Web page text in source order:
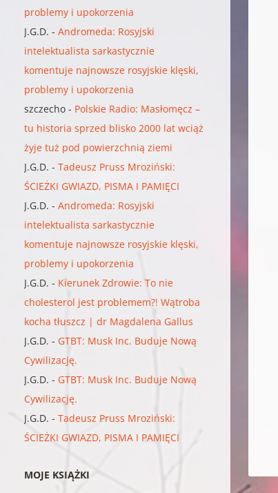
problemy i upokorzenia
J.G.D. -Andromeda: Rosyjski
intelektualista sarkastycznie
komentuje najnowsze rosyjskie klęski,
problemy i upokorzenia
szczecho - Polskie Radio: Masłomęcz –
tu historia sprzed blisko 2000 lat wciąż
żyje tuż pod powierzchnią ziemi
J.G.D. -Tadeusz Pruss Mroziński:
ŚCIEŻKI GWIAZD, PISMA I PAMIĘCI
J.G.D. -Andromeda: Rosyjski
intelektualista sarkastycznie
komentuje najnowsze rosyjskie klęski,
problemy i upokorzenia
J.G.D. - Kierunek Zdrowie: To nie
cholesterol jest problemem?! Wątroba
kocha tłuszcz | dr Magdalena Gallus
J.G.D. - GTBT: Musk Inc. Buduje Nową
Cywilizację.
J.G.D. - GTBT: Musk Inc. Buduje Nową
Cywilizację.
J.G.D. -Tadeusz Pruss Mroziński:
ŚCIEŻKI GWIAZD, PISMA I PAMIĘCI
MOJE KSIĄŻKI